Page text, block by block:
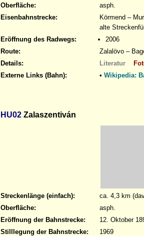
Oberfläche:
asph.
Eisenbahnstrecke:
Körmend –
alte
Eröffnung des Radwegs:
2006
Route:
Zalalövo –
Details:
Literatur
Externe Links (Bahn):
• Wikipedia:
HU02 Zalaszentiván
Streckenlänge (einfach):
ca. 4,3 km
Oberfläche:
asph.
Eröffnung der Bahnstrecke:
12. Oktober
Stilllegung der Bahnstrecke:
1969